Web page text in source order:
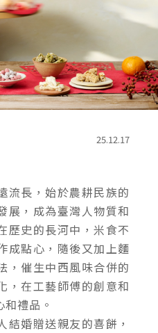
25.12.17
流長，始於農耕民族的
展，成為臺灣人物質和
歷史的長河中，米食不
成點心，隨後又加上麵
，催生中西風味合併的
，在工藝師傅的創意和
禮品。
結婚贈送親友的喜餅，